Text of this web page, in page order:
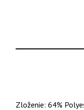
Zloženie: 64%